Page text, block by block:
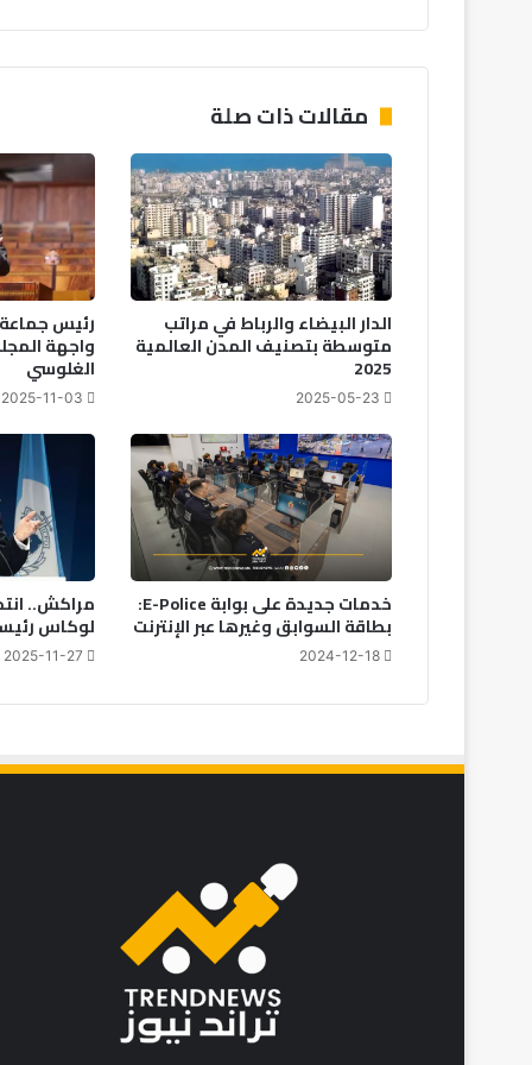
مقالات ذات صلة
الدار البيضاء والرباط في مراتب
متوسطة بتصنيف المدن العالمية
2025
2025-05-23
رئيس جماعة
واجهة
الغلوسي
2025-11-03
خدمات جديدة على بوابة E-Police:
بطاقة السوابق وغيرها عبر الإنترنت
2024-12-18
مراكش..
لوكاس
2025-11-27